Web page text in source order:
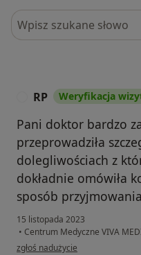
Szukaj w opiniach
RP Weryfikacja
Pani doktor bardzo
przeprowadziła
dolegliwościach z
dokładnie omówiła
sposób
15 listopada 2023
• Centrum Medyczne VIVA
w opinii użytkownika RP
zgłoś nadużycie